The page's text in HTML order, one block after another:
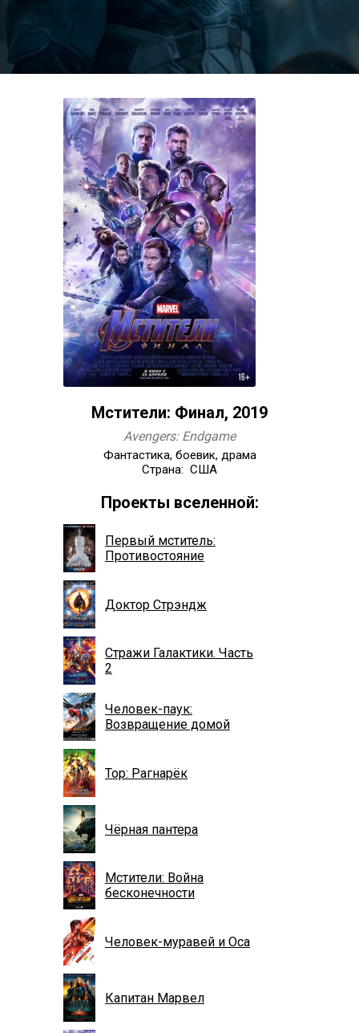
Мстители: Финал, 2019
Avengers: Endgame
Фантастика, боевик, драма
Страна: США
Проекты вселенной:
Первый мститель:
Противостояние
Доктор Стрэндж
Стражи Галактики. Часть
2
Человек-паук:
Возвращение домой
Тор: Рагнарёк
Чёрная пантера
Мстители: Война
бесконечности
Человек-муравей и Оса
Капитан Марвел